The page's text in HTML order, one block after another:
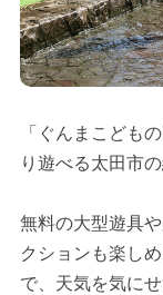
「ぐんまこども
り遊べる太田市
無料の大型遊具
クションも楽し
で、天気を気に